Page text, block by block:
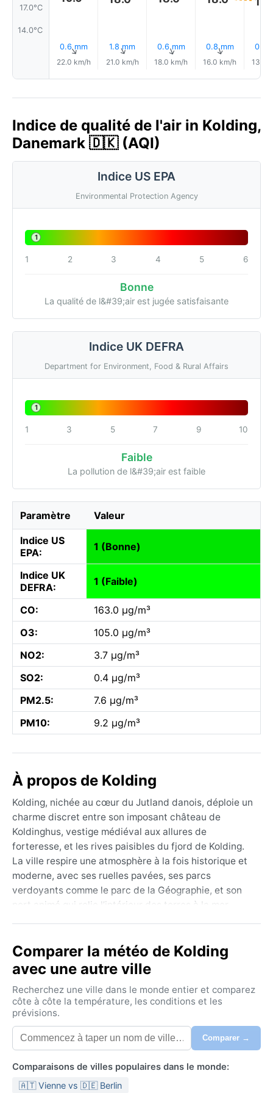
17.0°C
14.0°C
0.6 mm
↑
22.0 km/h
1.8 mm
↑
21.0 km/h
0.6 mm
↑
18.0 km/h
0.8 mm
↑
16.0 km/h
0.0
13.0
Indice de qualité de l'air in Kolding,
Danemark 🇩🇰 (AQI)
Indice US EPA
Environmental Protection Agency
1
1 2 3 4 5 6
Bonne
La qualité de l&#39;air est jugée satisfaisante
Indice UK DEFRA
Department for Environment, Food & Rural Affairs
1
1 3 5 7 9 10
Faible
La pollution de l&#39;air est faible
Paramètre Valeur
Indice US
EPA:
1 (Bonne)
Indice UK
DEFRA:
1 (Faible)
CO:
163.0 µg/m³
O3:
105.0 µg/m³
NO2:
3.7 µg/m³
SO2:
0.4 µg/m³
PM2.5:
7.6 µg/m³
PM10:
9.2 µg/m³
À propos de Kolding
Kolding, nichée au cœur du Jutland danois, déploie un
charme discret entre son imposant château de
Koldinghus, vestige médiéval aux allures de
forteresse, et les rives paisibles du fjord de Kolding.
La ville respire une atmosphère à la fois historique et
moderne, avec ses ruelles pavées, ses parcs
verdoyants comme le parc de la Géographie, et son
port animé qui relie l’intérieur des terres à la mer
une immersion dans la campagne scandinave typique,
à deux pas des commodités urbaines.
Sous la classification climatique Cfb (océanique),
Kolding connaît des étés tièdes, avec des maximales
autour de 20 °C en juillet, mais jamais vraiment
étouffants. Les hivers sont frais et humides, oscillant
entre 0 et 4 °C en janvier, avec des chutes de neige
pendant quelques jours. Les précipitations sont
réparties toute l’année, culminant en automne et en
Comparer la météo de Kolding
avec une autre ville
Recherchez une ville dans le monde entier et comparez
côte à côte la température, les conditions et les
prévisions.
Comparer →
Comparaisons de villes populaires dans le monde:
🇦🇹 Vienne vs 🇩🇪 Berlin